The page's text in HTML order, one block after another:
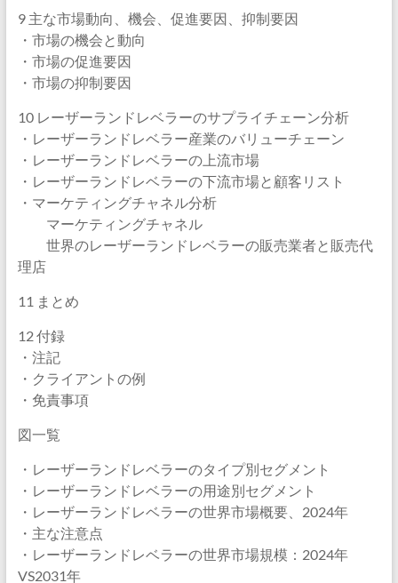
9 主な市場動向、機会、促進要因、抑制要因
・市場の機会と動向
・市場の促進要因
・市場の抑制要因
10 レーザーランドレベラーのサプライチェーン分析
・レーザーランドレベラー産業のバリューチェーン
・レーザーランドレベラーの上流市場
・レーザーランドレベラーの下流市場と顧客リスト
・マーケティングチャネル分析
マーケティングチャネル
世界のレーザーランドレベラーの販売業者と販売代
理店
11 まとめ
12 付録
・注記
・クライアントの例
・免責事項
図一覧
・レーザーランドレベラーのタイプ別セグメント
・レーザーランドレベラーの用途別セグメント
・レーザーランドレベラーの世界市場概要、2024年
・主な注意点
・レーザーランドレベラーの世界市場規模：2024年
VS2031年